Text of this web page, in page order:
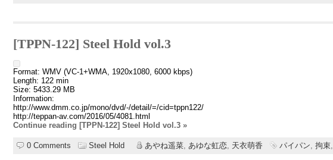
[TPPN-122] Steel Hold vol.3
Format: WMV (VC-1+WMA, 1920x1080, 6000 kbps)
Length: 122 min
Size: 5433.29 MB
Information:
http://www.dmm.co.jp/mono/dvd/-/detail/=/cid=tppn122/
http://teppan-av.com/2016/05/4081.html
Continue reading [TPPN-122] Steel Hold vol.3 »
0 Comments Steel Hold あやね遥菜, あゆな虹恋, 天衣萌香 パイパン 拘束,